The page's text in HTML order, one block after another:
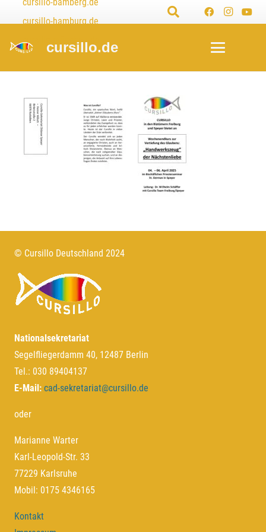
cursillo-hamburg.de
cursillo-münchen.de
cursillo.de
© Cursillo Deutschland 2024
Nationalsekretariat
Segelfliegerdamm 40, 12487 Berlin
Tel.: 030 89404137
E-Mail: cad-sekretariat@cursillo.de
oder
Marianne Warter
Karl-Leopold-Str. 33
77229 Karlsruhe
Mobil: 0175 4346165
Kontakt